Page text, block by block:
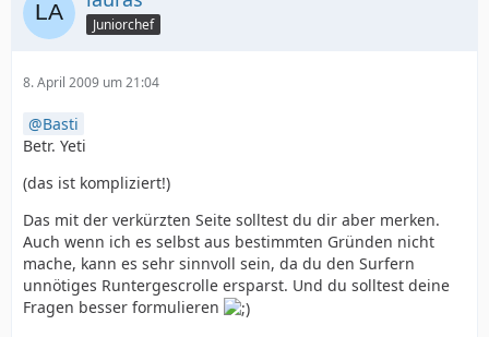
Juniorchef
8. April 2009 um 21:04
Basti
Betr. Yeti
(das ist kompliziert!)
Das mit der verkürzten Seite solltest du dir aber merken.
Auch wenn ich es selbst aus bestimmten Gründen nicht
mache, kann es sehr sinnvoll sein, da du den Surfern
unnötiges Runtergescrolle ersparst. Und du solltest deine
Fragen besser formulieren